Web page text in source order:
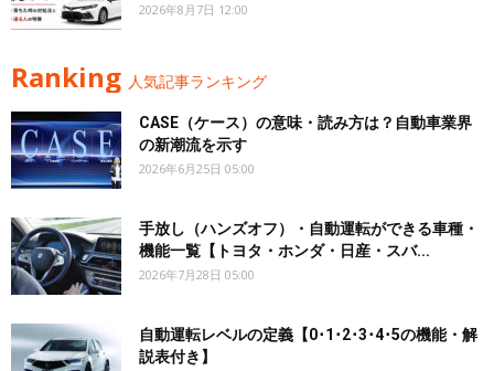
2026年8月7日 12:00
Ranking 人気記事ランキング
CASE（ケース）の意味・読み方は？自動車業界
の新潮流を示す
2026年6月25日 05:00
手放し（ハンズオフ）・自動運転ができる車種・
機能一覧【トヨタ・ホンダ・日産・スバ...
2026年7月28日 05:00
自動運転レベルの定義【0･1･2･3･4･5の機能・解
説表付き】